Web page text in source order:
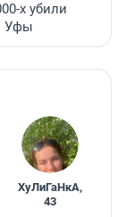
х убили
Уфы
ХуЛиГаНкА,
43